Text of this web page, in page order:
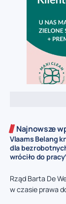
Najnowsze
Vlaams Belang
dla
wróciło do
Rząd Barta De
w czasie prawa